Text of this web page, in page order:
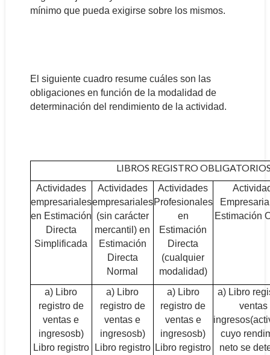
mínimo que pueda exigirse sobre los mismos.
El siguiente cuadro resume cuáles son las
obligaciones en función de la modalidad de
determinación del rendimiento de la actividad.
LIBROS REGISTRO OBLIGATORIOS
Actividades
empresariales
en Estimación
Directa
Simplificada
Actividades
empresariales
(sin carácter
mercantil) en
Estimación
Directa
Normal
Actividades
Profesionales
en
Estimación
Directa
(cualquier
modalidad)
Estimación
a) Libro
registro de
ventas e
ingresosb)
Libro registro
a) Libro
registro de
ventas e
ingresosb)
Libro registro
a) Libro
registro de
ventas e
ingresosb)
Libro registro
a) Libro
ventas
ingresos
cuyo
neto se